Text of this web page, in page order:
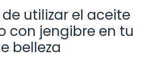
utilizar el aceite
con jengibre en tu
belleza